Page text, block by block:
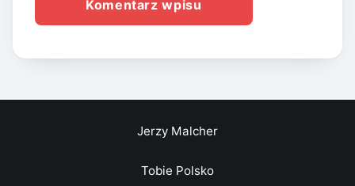
Jerzy Malcher
Tobie Polsko